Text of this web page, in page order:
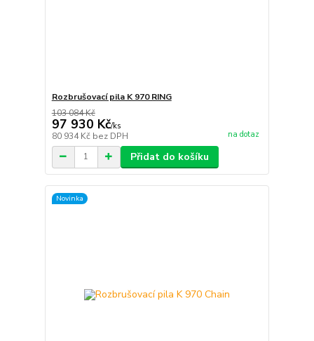
Rozbrušovací pila K 970 RING
103 084 Kč
97 930 Kč/ks
80 934 Kč bez DPH na dotaz
Přidat do košíku
Novinka